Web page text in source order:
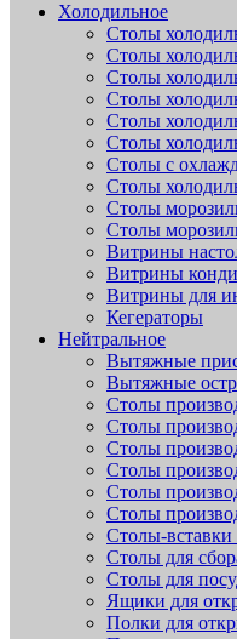
Холодильное
Столы
Столы
Столы
Столы
Столы
Столы
Столы с
Столы
Столы
Столы
Витрины
Витрины
Витрины для
Кегераторы
Нейтральное
Вытяжные
Вытяжные
Столы
Столы
Столы
Столы
Столы
Столы
Столы-
Столы для
Столы для
Ящики для
Полки для